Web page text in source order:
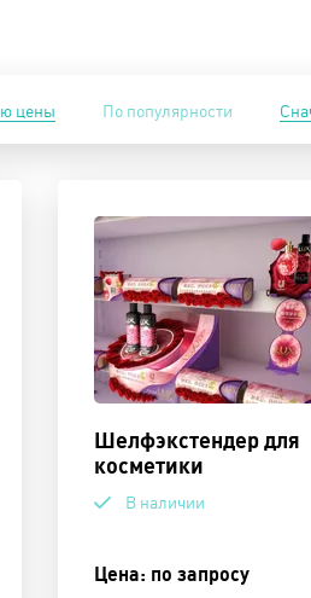
цены По популярности
Шелфэкстендер для
косметики
В наличии
Цена: по запросу